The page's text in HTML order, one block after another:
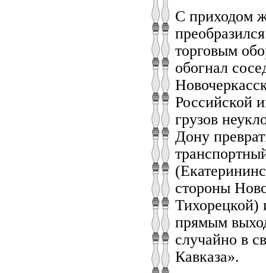
С приходом
торговым
обогнал
Российской
грузов
Дону
стороны
Тихорецкой)
прямым
случайно в
Кавказа».